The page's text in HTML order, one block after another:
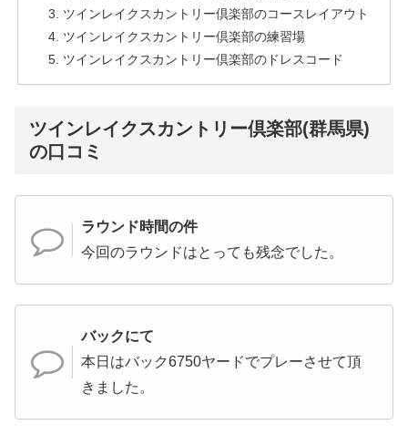
ツインレイクスカントリー倶楽部のコースレイアウト
ツインレイクスカントリー倶楽部の練習場
ツインレイクスカントリー倶楽部のドレスコード
ツインレイクスカントリー倶楽部(群馬県)
の口コミ
ラウンド時間の件
今回のラウンドはとっても残念でした。
バックにて
本日はバック6750ヤードでプレーさせて頂
きました。